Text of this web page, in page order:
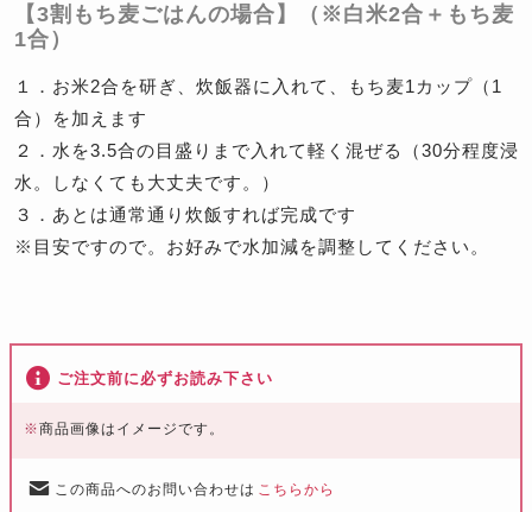
【3割もち麦ごはんの場合】（※白米2合＋もち麦
1合）
１．お米2合を研ぎ、炊飯器に入れて、もち麦1カップ（1
合）を加えます
２．水を3.5合の目盛りまで入れて軽く混ぜる（30分程度浸
水。しなくても大丈夫です。）
３．あとは通常通り炊飯すれば完成です
※目安ですので。お好みで水加減を調整してください。
ご注文前に必ずお読み下さい
※商品画像はイメージです。
この商品へのお問い合わせは こちらから